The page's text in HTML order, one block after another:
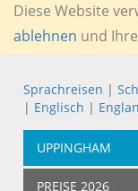
Diese Website
ablehnen und
Sprachreisen |
| Englisch |
UPPINGHAM
PREISE 2026